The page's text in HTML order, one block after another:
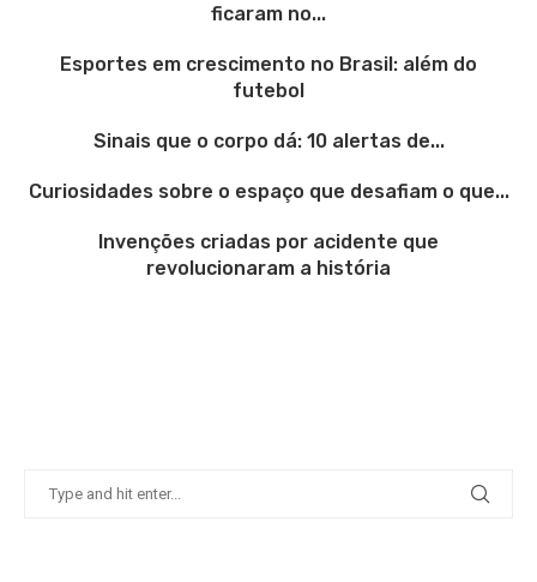
ficaram no...
Esportes em crescimento no Brasil: além do
futebol
Sinais que o corpo dá: 10 alertas de...
Curiosidades sobre o espaço que desafiam o que...
Invenções criadas por acidente que
revolucionaram a história